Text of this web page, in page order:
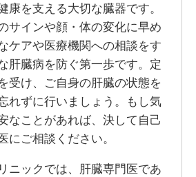
康を支える大切な臓器です。
サインや顔・体の変化に早め
ケアや医療機関への相談をす
肝臓病を防ぐ第一歩です。定
受け、ご自身の肝臓の状態を
れずに行いましょう。もし気
なことがあれば、決して自己
にご相談ください。
ニックでは、肝臓専門医であ